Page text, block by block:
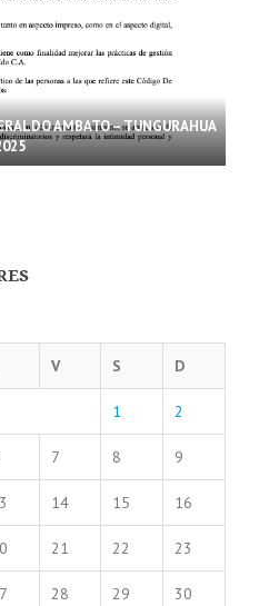
AMBATO – TUNGURAHUA
V S D
1 2
7 8 9
14 15 16
21 22 23
28 29 30